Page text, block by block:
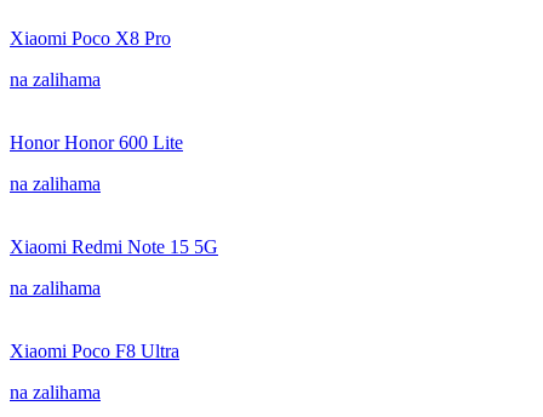
Xiaomi Poco X8 Pro
na zalihama
Honor Honor 600 Lite
na zalihama
Xiaomi Redmi Note 15 5G
na zalihama
Xiaomi Poco F8 Ultra
na zalihama